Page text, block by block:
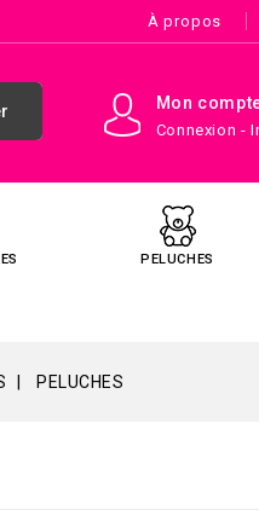
À propos
Mon
Connexion -
PELUCHES
PELUCHES